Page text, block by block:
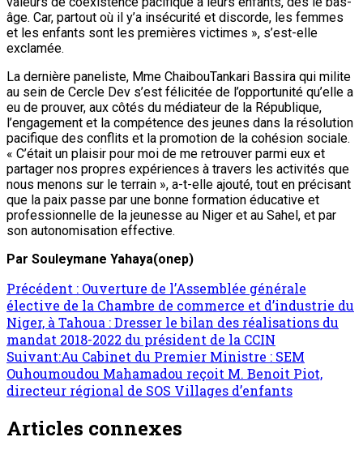
âge. Car, partout où il y’a insécurité et discorde, les femmes
et les enfants sont les premières victimes », s’est-elle
exclamée.
La dernière paneliste, Mme ChaibouTankari Bassira qui milite
au sein de Cercle Dev s’est félicitée de l’opportunité qu’elle a
eu de prouver, aux côtés du médiateur de la République,
l’engagement et la compétence des jeunes dans la résolution
pacifique des conflits et la promotion de la cohésion sociale.
« C’était un plaisir pour moi de me retrouver parmi eux et
partager nos propres expériences à travers les activités que
nous menons sur le terrain », a-t-elle ajouté, tout en précisant
que la paix passe par une bonne formation éducative et
professionnelle de la jeunesse au Niger et au Sahel, et par
son autonomisation effective.
Par Souleymane Yahaya(onep)
Précédent : Ouverture de l’Assemblée générale
élective de la Chambre de commerce et d’industrie du
Niger, à Tahoua : Dresser le bilan des réalisations du
mandat 2018-2022 du président de la CCIN
Suivant:Au Cabinet du Premier Ministre : SEM
Ouhoumoudou Mahamadou reçoit M. Benoit Piot,
directeur régional de SOS Villages d’enfants
Articles connexes